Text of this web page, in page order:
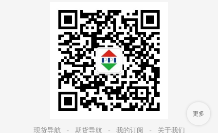
更多
现货导航 - 期货导航 - 我的订阅 - 关于我们